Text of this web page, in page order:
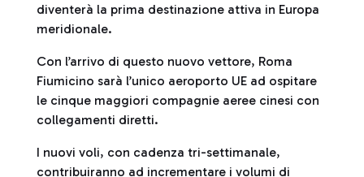
diventerà la prima destinazione attiva in Europa
meridionale.
Con l’arrivo di questo nuovo vettore, Roma
Fiumicino sarà l’unico aeroporto UE ad ospitare
le cinque maggiori compagnie aeree cinesi con
collegamenti diretti.
I nuovi voli, con cadenza tri-settimanale,
contribuiranno ad incrementare i volumi di